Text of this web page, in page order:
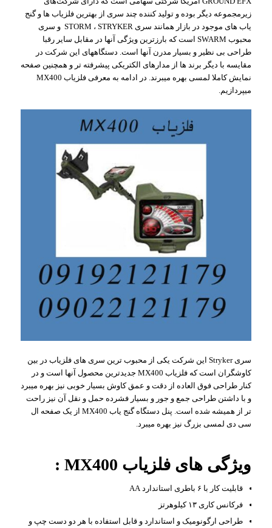
زیرمجموعه دیگر بوده و تولید کننده چند سری از بهترین فلزیاب ها و گنج
یاب های موجود در بازار همانند سری STORM ، STRYKER و سری
محبوب SWARM است که بارزترین ویژگی آنها در مقابل سایر رقبا
طراحی بی نظیر و بسیار مدرن آنها است. دستگاههای این شرکت در
مقایسه با دیگر برند ها از مدارهای الکتریکی پیشرفته تر و همچنین صفحه
نمایش کاملا لمسی بهره میبرند. در ادامه به معرفی فلزیاب MX400
میپردازیم.
سری Stryker این شرکت یکی از محبوب ترین سری های فلزیاب در بین
کاوشگران است که فلزیاب MX400 جدیدترین محصول آنها است و در
کنار طراحی فوق العاده از دقت و عمق کاوش بسیار خوبی نیز بهره میبرد
و با داشتن طراحی جمع و جور و بسیار فشرده حمل و نقل آن نیز راحت
تر از همیشه شده است. پنل دستگاه گنج یاب MX400 از یک صفحه ال
سی دی لمسی بزرگ نیز بهره میبرد.
ویژگی های فلزیاب MX400 :
قابلیت کار با ۶ باطری استاندارد AA
فرکانس کاری ۱۳ کیلوهرتز
طراحی ارگونومیک و استاندارد و قابل استفاده با هر دو دست چپ و